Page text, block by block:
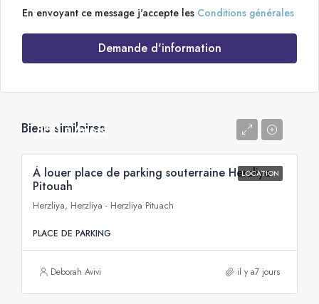
En envoyant ce message j'accepte les Conditions générales
Demande d'information
Biens similaires
LOCATION
850 ₪/mois
À louer place de parking souterraine Herzliya
Pitouah
Herzliya, Herzliya - Herzliya Pituach
PLACE DE PARKING
Deborah Avivi il y a7 jours